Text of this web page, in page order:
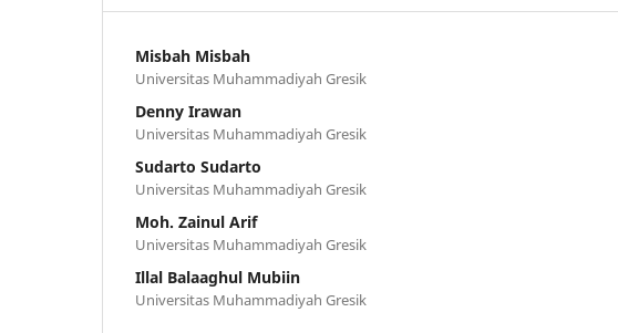
Misbah Misbah
Universitas Muhammadiyah Gresik
Denny Irawan
Universitas Muhammadiyah Gresik
Sudarto Sudarto
Universitas Muhammadiyah Gresik
Moh. Zainul Arif
Universitas Muhammadiyah Gresik
Illal Balaaghul Mubiin
Universitas Muhammadiyah Gresik